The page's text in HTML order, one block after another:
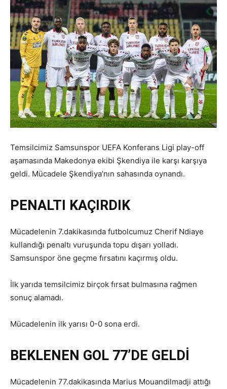
Temsilcimiz Samsunspor UEFA Konferans Ligi play-off
aşamasında Makedonya ekibi Şkendiya ile karşı karşıya
geldi. Mücadele Şkendiya’nın sahasında oynandı.
PENALTI KAÇIRDIK
Mücadelenin 7.dakikasında futbolcumuz Cherif Ndiaye
kullandığı penaltı vuruşunda topu dışarı yolladı.
Samsunspor öne geçme fırsatını kaçırmış oldu.
İlk yarıda temsilcimiz birçok fırsat bulmasına rağmen
sonuç alamadı.
Mücadelenin ilk yarısı 0-0 sona erdi.
BEKLENEN GOL 77’DE GELDİ
Mücadelenin 77.dakikasında Marius Mouandilmadji attığı